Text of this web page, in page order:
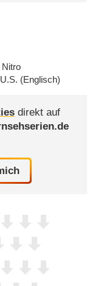
Nitro
(Englisch)
direkt auf